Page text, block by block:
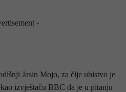
-
Jasin Mojo, za čije ubistvo je
izvještaču BBC da je u pitanju